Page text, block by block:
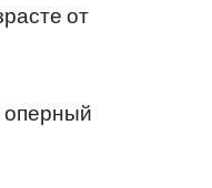
от
оперный